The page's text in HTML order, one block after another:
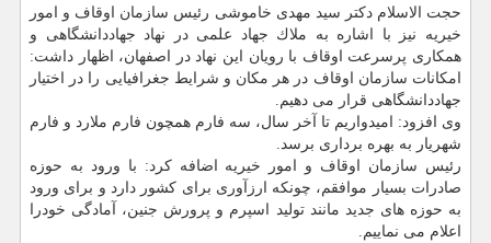
حجت الاسلام دكتر سید مهدی خاموشی رئیس سازمان اوقاف و امور
خیریه نیز با اشاره به ملاك جهاد علمی در نهاد جهاددانشگاهی و
همكاری پرسرعت اوقاف با رویان این نهاد در اصفهان، اظهار داشت:
امكانات سازمان اوقاف در هر مكان و شرایط جغرافیایی را در اختیار
جهاددانشگاهی قرار می دهیم.
وی افزود: امیدواریم تا آخر سال، سه فارم همچون فارم ملارد و فارم
شهریار به بهره برداری برسد.
رئیس سازمان اوقاف و امور خیریه اضافه كرد: با ورود به حوزه
صادرات بسیار موافقم، چونكه ارزآوری برای كشور دارد و برای ورود
به حوزه های جدید مانند تولید اسپرم و پرورش جنین، آمادگی خودرا
اعلام می نماییم.